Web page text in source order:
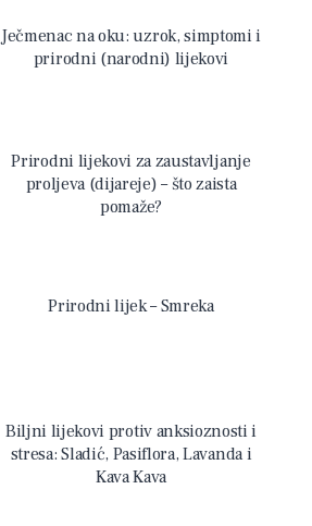
Ječmenac na oku: uzrok, simptomi i
prirodni (narodni) lijekovi
Prirodni lijekovi za zaustavljanje
proljeva (dijareje) – što zaista
pomaže?
Prirodni lijek – Smreka
Biljni lijekovi protiv anksioznosti i
stresa: Sladić, Pasiflora, Lavanda i
Kava Kava